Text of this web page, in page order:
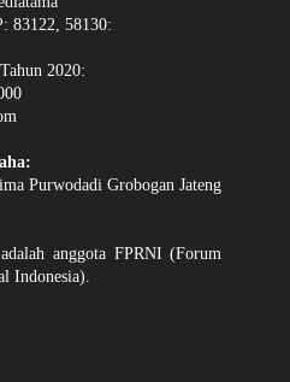
83122, 58130:
2020:
Purwodadi Grobogan Jateng
anggota FPRNI (Forum
Indonesia).